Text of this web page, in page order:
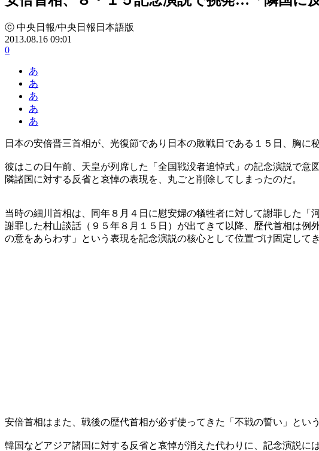
ⓒ 中央日報/中央日報日本語版
2013.08.16 09:01
0
あ
あ
あ
あ
あ
日本の安倍晋三首相が、光復節であり日本の敗戦日である１５日、胸に
彼はこの日午前、天皇が列席した「全国戦没者追悼式」の記念演説で
隣諸国に対する反省と哀悼の表現を、丸ごと削除してしまったのだ。
当時の細川首相は、同年８月４日に慰安婦の犠牲者に対して謝罪した
謝罪した村山談話（９５年８月１５日）が出てきて以降、歴代首相は
の意をあらわす」という表現を記念演説の核心として位置づけ固定して
安倍首相はまた、戦後の歴代首相が必ず使ってきた「不戦の誓い」とい
韓国などアジア諸国に対する反省と哀悼が消えた代わりに、記念演説